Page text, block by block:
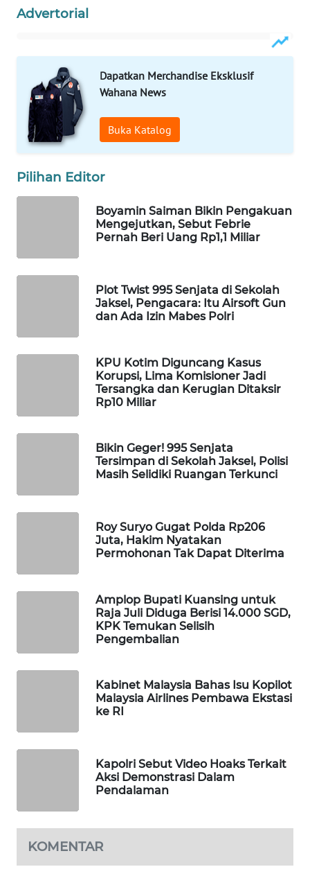
Advertorial
Dapatkan Merchandise Eksklusif
Wahana News
Buka Katalog
Pilihan Editor
Boyamin Saiman Bikin Pengakuan
Mengejutkan, Sebut Febrie
Pernah Beri Uang Rp1,1 Miliar
Plot Twist 995 Senjata di Sekolah
Jaksel, Pengacara: Itu Airsoft Gun
dan Ada Izin Mabes Polri
KPU Kotim Diguncang Kasus
Korupsi, Lima Komisioner Jadi
Tersangka dan Kerugian Ditaksir
Rp10 Miliar
Bikin Geger! 995 Senjata
Tersimpan di Sekolah Jaksel, Polisi
Masih Selidiki Ruangan Terkunci
Roy Suryo Gugat Polda Rp206
Juta, Hakim Nyatakan
Permohonan Tak Dapat Diterima
Amplop Bupati Kuansing untuk
Raja Juli Diduga Berisi 14.000 SGD,
KPK Temukan Selisih
Pengembalian
Kabinet Malaysia Bahas Isu Kopilot
Malaysia Airlines Pembawa Ekstasi
ke RI
Kapolri Sebut Video Hoaks Terkait
Aksi Demonstrasi Dalam
Pendalaman
KOMENTAR
WAHANA
WAHANA
HEALTH
WAHANA
DESA
WISATA
LAPAK
WAHANA
MASYARAKAT
MKLI
KONSUMEN
ALPERKLINAS
FORJASIDA